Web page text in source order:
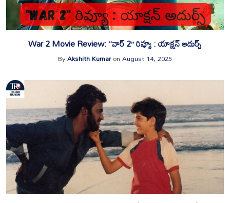
War 2 Movie Review: “వార్ 2” రివ్యూ : యాక్షన్ అదుర్స్
ByAkshith KumaronAugust 14, 2025